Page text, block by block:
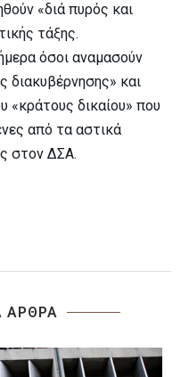
«διά πυρός και
τάξης.
όσοι αναμασούν
διακυβέρνησης» και
«κράτους δικαίου» που
από τα αστικά
στον ΔΣΑ.
ΑΡΘΡΑ